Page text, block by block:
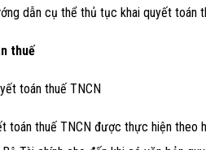
dẫn cụ thể thủ tục khai quyết toán
thuế
toán thuế TNCN
toán thuế TNCN được thực hiện